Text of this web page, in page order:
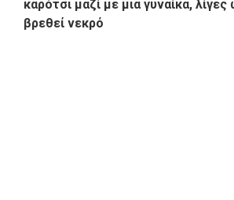
καρότσι μαζί με μια γυναίκα,
βρεθεί νεκρό